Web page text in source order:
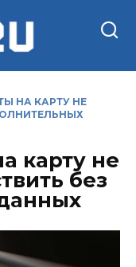
НА КАРТУ НЕ
карту не
без